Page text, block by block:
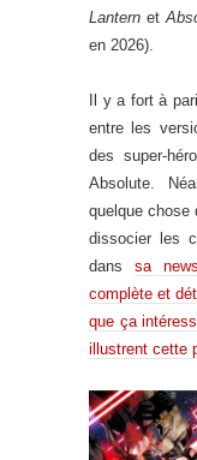
Lantern et
en 2026).
Il y a fort à
entre les
des super-
Absolute.
quelque chose
dissocier les
dans sa
complète et
que ça
illustrent cette